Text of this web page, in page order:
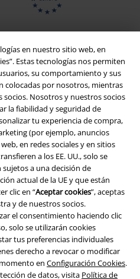
en nuestro sitio web, en
Estas tecnologías nos permiten
su comportamiento y sus
colocadas por nosotros, mientras
Nosotros y nuestros socios
la fiabilidad y seguridad de
tu experiencia de compra,
(por ejemplo, anuncios
en redes sociales y en sitios
a los EE. UU., solo se
a una decisión de
actual de la UE y que están
clic en “Aceptar cookies”, aceptas
y de nuestros socios.
el consentimiento haciendo clic
solo se utilizarán cookies
tus preferencias individuales
derecho a revocar o modificar
en Configuración Cookies.
de datos, visita Política de
del medioambiente